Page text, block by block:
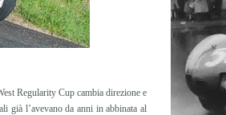
Regularity Cup cambia direzione e
già l’avevano da anni in abbinata al